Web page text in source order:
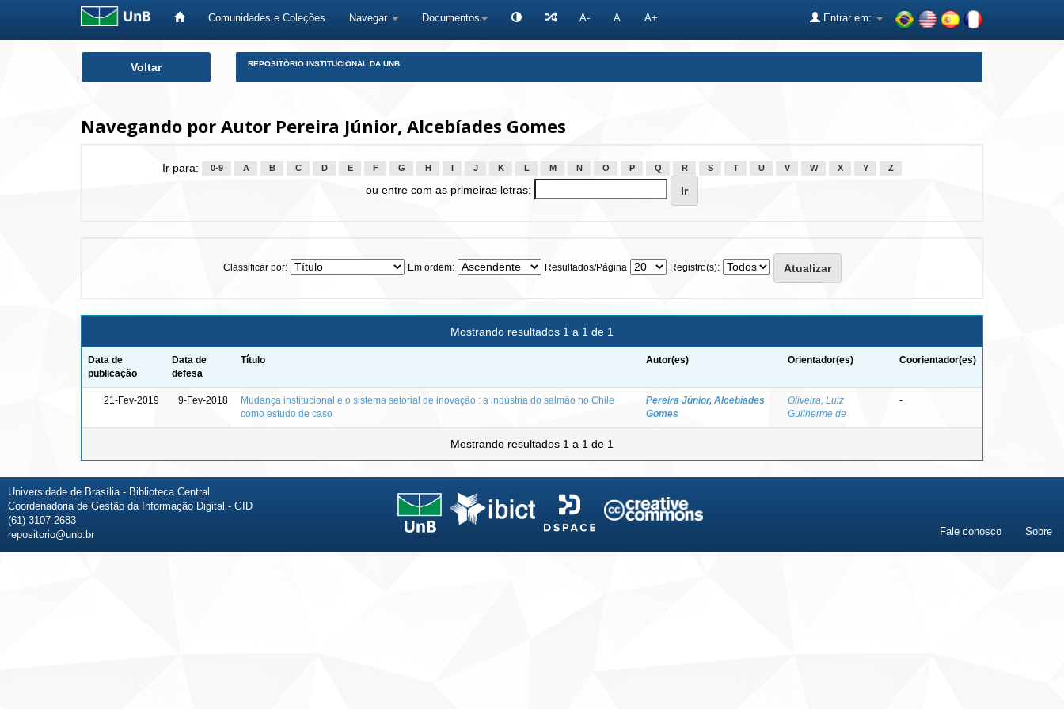
Comunidades e Coleções Navegar Documentos A- A A+ Entrar em:
Voltar REPOSITÓRIO INSTITUCIONAL DA UNB
Navegando por Autor Pereira Júnior, Alcebíades Gomes
Ir para: 0-9 A B C D E F G H J K L M N O P Q R S T U V W X Y Z
ou entre com as primeiras letras:
Classificar por: Em ordem: Resultados/Página Registro(s):
Mostrando resultados 1 a 1 de 1
Data de
publicação
Data de
defesa
Título Autor(es) Orientador(es) Coorientador(es)
21-Fev-2019 9-Fev-2018
Mudança institucional e o sistema setorial de inovação : a indústria do salmão no Chile
como estudo de caso
Pereira Júnior, Alcebíades
Gomes
Oliveira, Luiz
Guilherme de
-
Mostrando resultados 1 a 1 de 1
Universidade de Brasília - Biblioteca Central
Coordenadoria de Gestão da Informação Digital - GID
(61) 3107-2683
repositorio@unb.br
Fale conosco Sobre